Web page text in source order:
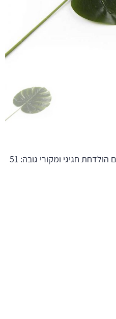
ענף מונסטרה לכל חג, מסיבה ויום הולדחת חגיגי ומקורי גובה: 51